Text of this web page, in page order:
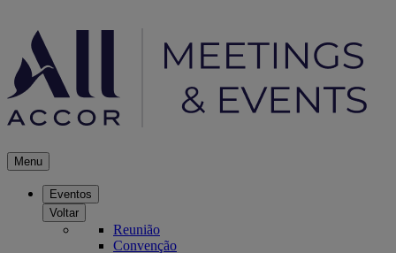
Menu
Eventos
Voltar
Reunião
Convenção